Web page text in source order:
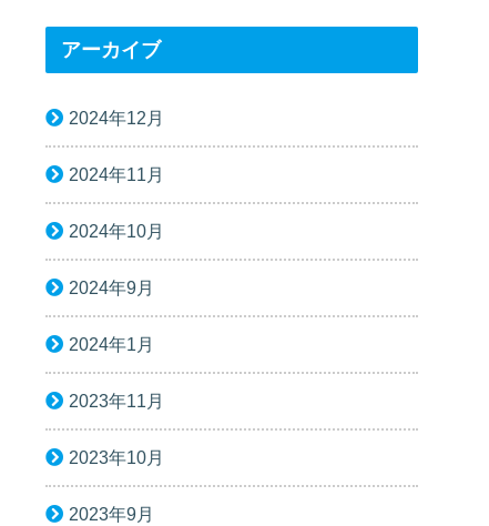
アーカイブ
2024年12月
2024年11月
2024年10月
2024年9月
2024年1月
2023年11月
2023年10月
2023年9月